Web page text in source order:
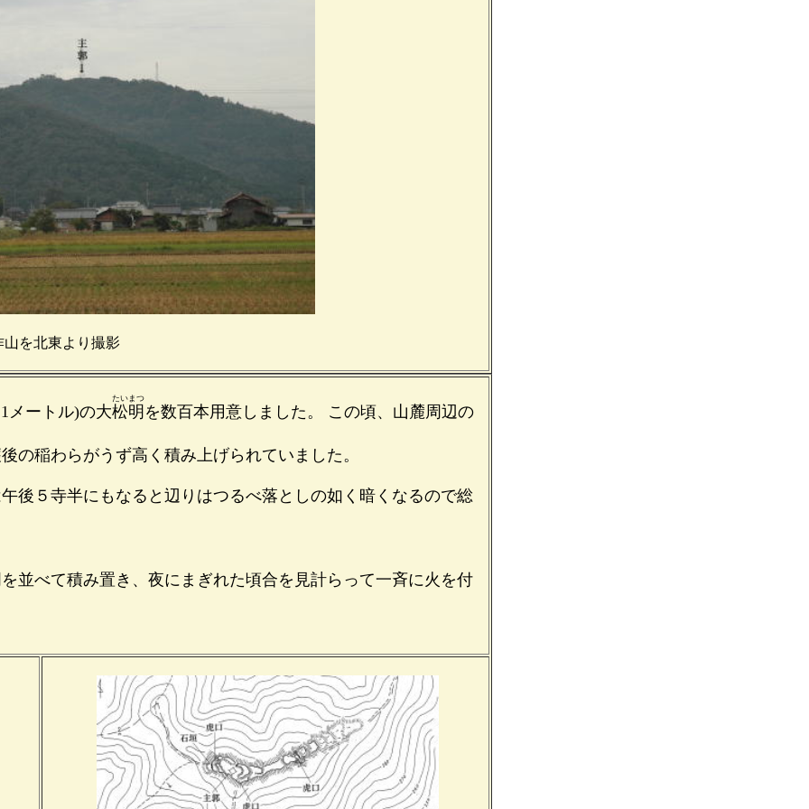
山を北東より撮影
メートル)の大松明
たいまつ
を数百本用意しました。 この頃、山麓周辺の
稲わらがうず高く積み上げられていました。
５寺半にもなると辺りはつるべ落としの如く暗くなるので総
べて積み置き、夜にまぎれた頃合を見計らって一斉に火を付